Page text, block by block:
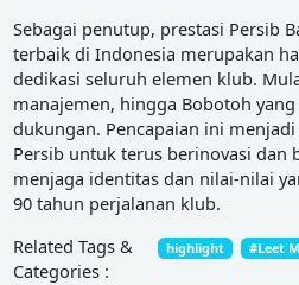
Sebagai penutup, prestasi Persib
terbaik di Indonesia merupakan
dedikasi seluruh elemen klub.
manajemen, hingga Bobotoh
dukungan. Pencapaian ini
Persib untuk terus berinovasi dan
menjaga identitas dan nilai-nilai
90 tahun perjalanan klub.
Related Tags &
Categories :
highlight #Leet